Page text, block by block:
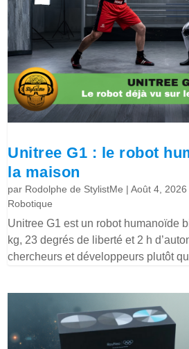
Unitree G1 : le robot
la maison
par Rodolphe de StylistMe |Août 4, 2026
Robotique
Unitree G1 est un robot humanoïde
kg, 23 degrés de liberté et 2 h
chercheurs et développeurs plutôt